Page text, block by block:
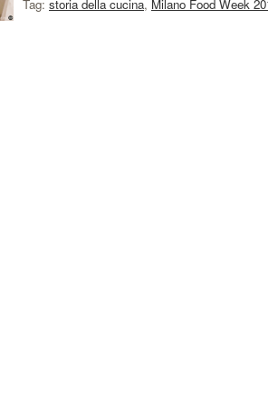
Tag: storia della cucina, Milano Food Week